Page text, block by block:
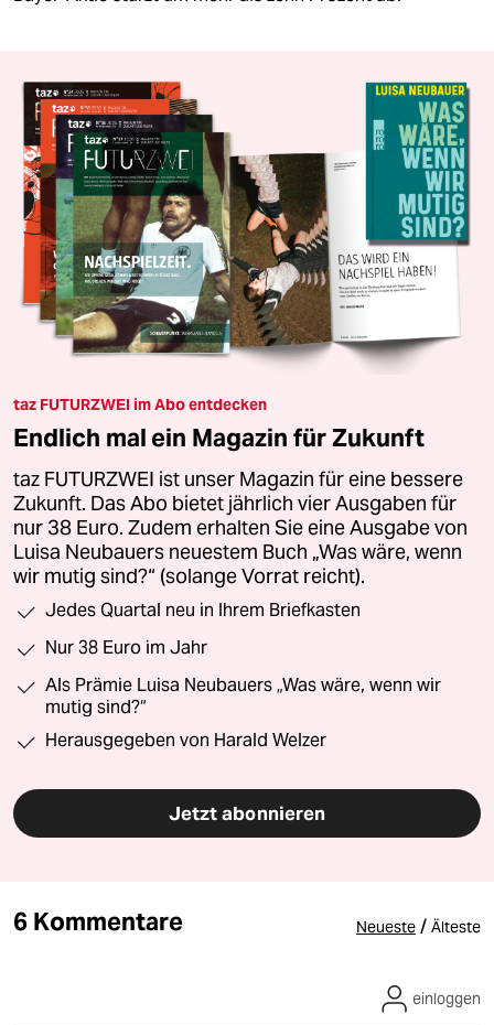
taz FUTURZWEI im Abo entdecken
Endlich mal ein Magazin für Zukunft
taz FUTURZWEI ist unser Magazin für eine bessere
Zukunft. Das Abo bietet jährlich vier Ausgaben für
nur 38 Euro. Zudem erhalten Sie eine Ausgabe von
Luisa Neubauers neuestem Buch „Was wäre, wenn
wir mutig sind?“ (solange Vorrat reicht).
Jedes Quartal neu in Ihrem Briefkasten
Nur 38 Euro im Jahr
Als Prämie Luisa Neubauers „Was wäre, wenn wir
mutig sind?“
Herausgegeben von Harald Welzer
Jetzt abonnieren
6 Kommentare Neueste / Älteste
einloggen